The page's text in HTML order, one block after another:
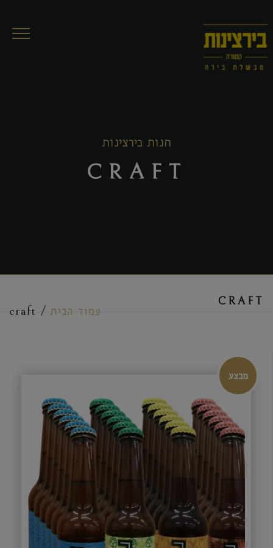
חנות בירצינות
CRAFT
CRAFT
עמוד הבית /
craft
מבצע